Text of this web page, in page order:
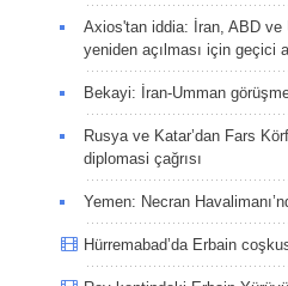
Axios'tan iddia: İran, ABD ve
yeniden açılması için geçici
Bekayi: İran-Umman
Rusya ve Katar’dan Fars
diplomasi çağrısı
Yemen: Necran
Hürremabad’da Erbain